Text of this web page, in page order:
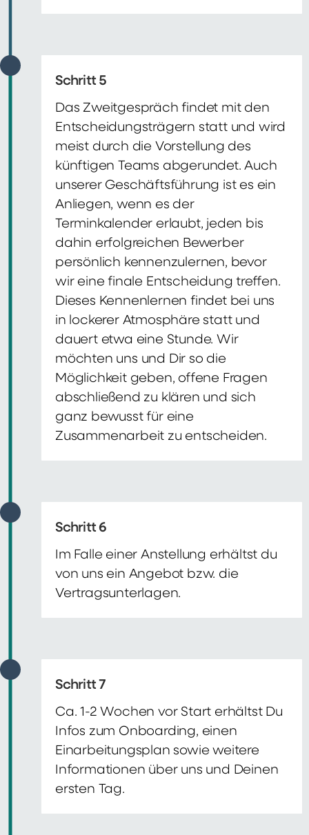
Schritt 5
Das Zweitgespräch findet mit den
Entscheidungsträgern statt und wird
meist durch die Vorstellung des
künftigen Teams abgerundet. Auch
unserer Geschäftsführung ist es ein
Anliegen, wenn es der
Terminkalender erlaubt, jeden bis
dahin erfolgreichen Bewerber
persönlich kennenzulernen, bevor
wir eine finale Entscheidung treffen.
Dieses Kennenlernen findet bei uns
in lockerer Atmosphäre statt und
dauert etwa eine Stunde. Wir
möchten uns und Dir so die
Möglichkeit geben, offene Fragen
abschließend zu klären und sich
ganz bewusst für eine
Zusammenarbeit zu entscheiden.
Schritt 6
Im Falle einer Anstellung erhältst du
von uns ein Angebot bzw. die
Vertragsunterlagen.
Schritt 7
Ca. 1-2 Wochen vor Start erhältst Du
Infos zum Onboarding, einen
Einarbeitungsplan sowie weitere
Informationen über uns und Deinen
ersten Tag.